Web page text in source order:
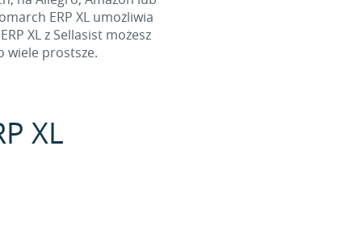
ERP XL umożliwia
XL z Sellasist możesz
wiele prostsze.
XL